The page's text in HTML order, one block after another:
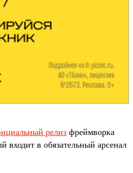
релиз фреймворка
входит в обязательный арсенал